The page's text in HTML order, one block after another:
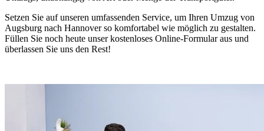
Setzen Sie auf unseren umfassenden Service, um Ihren Umzug von
Augsburg nach Hannover so komfortabel wie möglich zu gestalten.
Füllen Sie noch heute unser kostenloses Online-Formular aus und
überlassen Sie uns den Rest!